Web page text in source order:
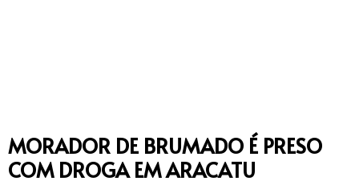
MORADOR DE BRUMADO É PRESO
COM DROGA EM ARACATU